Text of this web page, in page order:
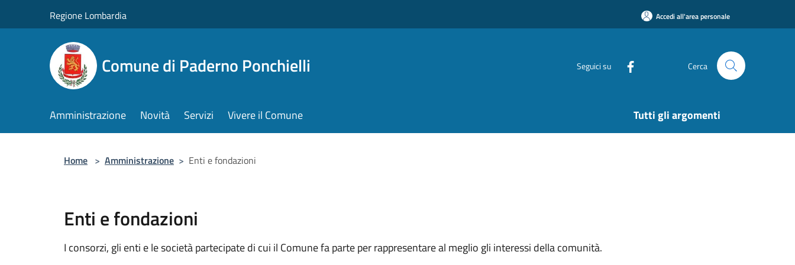
Regione Lombardia Accedi all'area personale
Comune di Paderno Ponchielli Seguici su Cerca
Amministrazione Novità Servizi Vivere il Comune Tutti gli argomenti
Home > Amministrazione > Enti e fondazioni
Enti e fondazioni
I consorzi, gli enti e le società partecipate di cui il Comune fa parte per rappresentare al meglio gli interessi della comunità.